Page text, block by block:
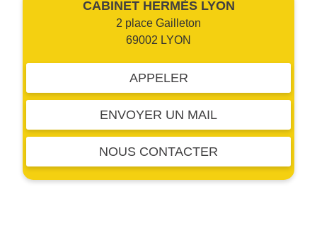
CABINET HERMÈS LYON
2 place Gailleton
69002 LYON
APPELER
ENVOYER UN MAIL
NOUS CONTACTER